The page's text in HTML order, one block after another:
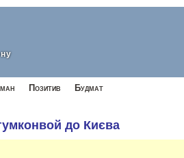
Позитив Будмат
до Києва